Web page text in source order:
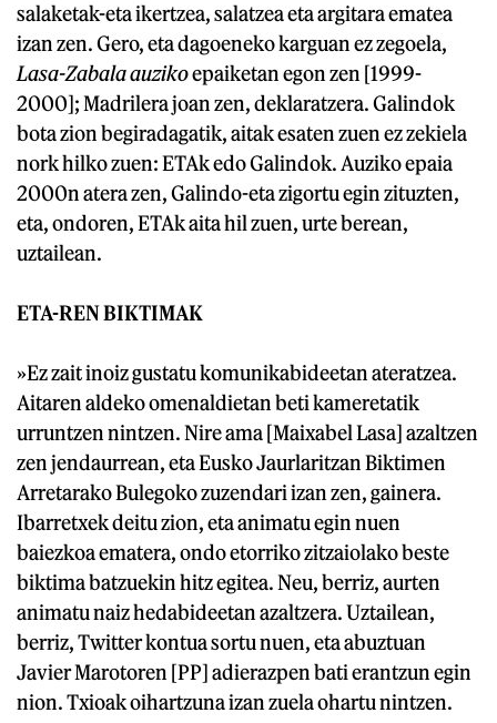
salaketak-eta ikertzea, salatzea eta argitara ematea
izan zen. Gero, eta dagoeneko karguan ez zegoela,
Lasa-Zabala auzikoepaiketan egon zen [1999-
2000]; Madrilera joan zen, deklaratzera. Galindok
bota zion begiradagatik, aitak esaten zuen ez zekiela
nork hilko zuen: ETAk edo Galindok. Auziko epaia
2000n atera zen, Galindo-eta zigortu egin zituzten,
eta, ondoren, ETAk aita hil zuen, urte berean,
uztailean.
ETA-REN BIKTIMAK
»Ez zait inoiz gustatu komunikabideetan ateratzea.
Aitaren aldeko omenaldietan beti kameretatik
urruntzen nintzen. Nire ama [Maixabel Lasa] azaltzen
zen jendaurrean, eta Eusko Jaurlaritzan Biktimen
Arretarako Bulegoko zuzendari izan zen, gainera.
Ibarretxek deitu zion, eta animatu egin nuen
baiezkoa ematera, ondo etorriko zitzaiolako beste
biktima batzuekin hitz egitea. Neu, berriz, aurten
animatu naiz hedabideetan azaltzera. Uztailean,
berriz, Twitter kontua sortu nuen, eta abuztuan
Javier Marotoren [PP] adierazpen bati erantzun egin
nion. Txioak oihartzuna izan zuela ohartu nintzen.